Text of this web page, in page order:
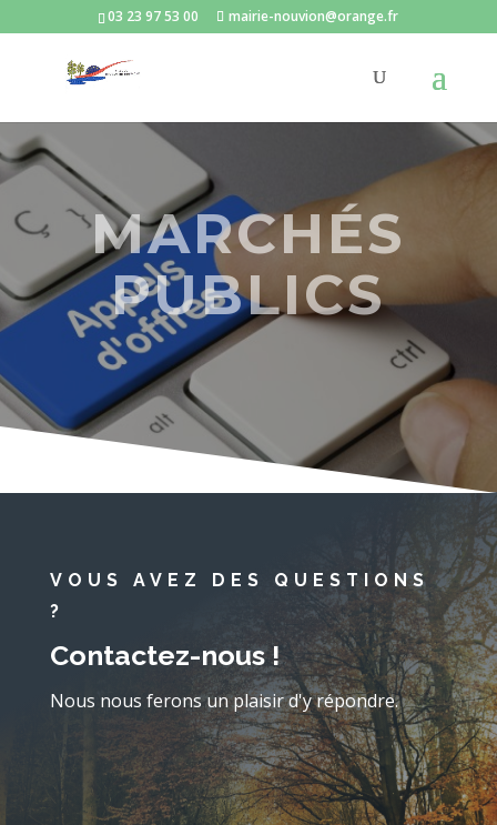
03 23 97 53 00 mairie-nouvion@orange.fr
MARCHÉS
PUBLICS
VOUS AVEZ DES QUESTIONS
?
Contactez-nous !
Nous nous ferons un plaisir d'y répondre.